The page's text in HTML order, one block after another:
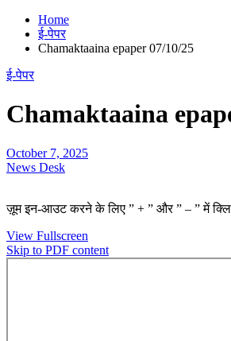
Home
ई-पेपर
Chamaktaaina epaper 07/10/25
ई-पेपर
Chamaktaaina
October 7, 2025
News Desk
ज़ूम इन-आउट करने के लिए ” + ” और ” – ” में
View Fullscreen
Skip to PDF content